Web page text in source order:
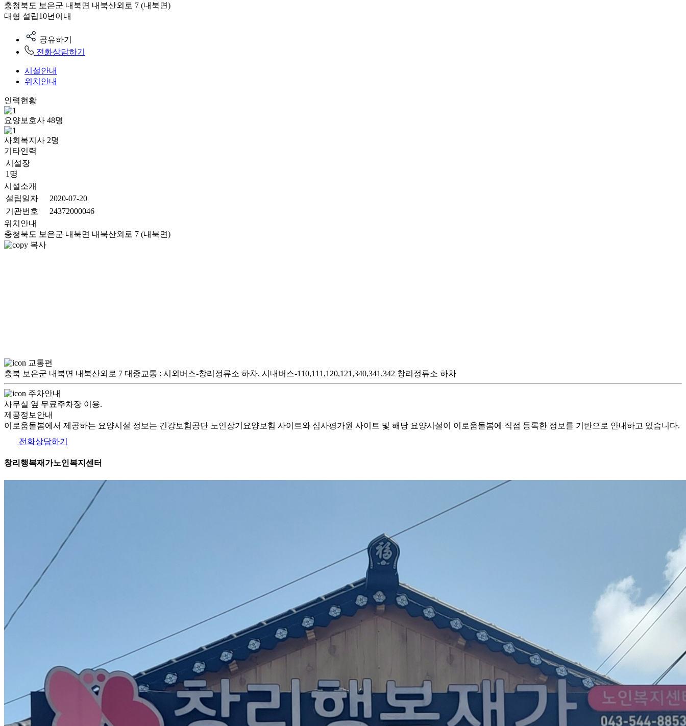
충청북도 보은군 내북면 내북산외로 7 (내북면)
대형 설립10년이내
공유하기
전화상담하기
시설안내
위치안내
인력현황
요양보호사 48명
사회복지사 2명
기타인력
시설장
1명
시설소개
설립일자
2020-07-20
기관번호
24372000046
위치안내
충청북도 보은군 내북면 내북산외로 7 (내북면)
복사
교통편
충북 보은군 내북면 내북산외로 7 대중교통 : 시외버스-창리정류소 하차, 시내버스-110,111,120,121,340,341,342 창리정류소 하차
주차안내
사무실 옆 무료주차장 이용.
제공정보안내
이로움돌봄에서 제공하는 요양시설 정보는 건강보험공단 노인장기요양보험 사이트와 심사평가원 사이트 및 해당 요양시설이 이로움돌봄에 직접 등록한 정보를 기반으로 안내하고 있습니다.
전화상담하기
창리행복재가노인복지센터